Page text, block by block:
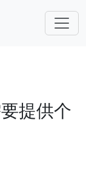
提供个